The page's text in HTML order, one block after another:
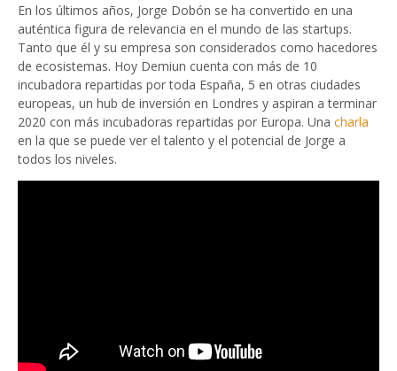
En los últimos años, Jorge Dobón se ha convertido en una
auténtica figura de relevancia en el mundo de las startups.
Tanto que él y su empresa son considerados como hacedores
de ecosistemas. Hoy Demiun cuenta con más de 10
incubadora repartidas por toda España, 5 en otras ciudades
europeas, un hub de inversión en Londres y aspiran a terminar
2020 con más incubadoras repartidas por Europa. Una charla
en la que se puede ver el talento y el potencial de Jorge a
todos los niveles.